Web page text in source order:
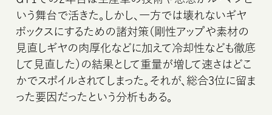
いう舞台で活きた。しかし、一方では壊れないギヤ
ボックスにするための諸対策（剛性アップや素材の
見直しギヤの肉厚化などに加えて冷却性なども徹底
して見直した）の結果として重量が増して速さはどこ
かでスポイルされてしまった。それが、総合3位に留ま
った要因だったという分析もある。